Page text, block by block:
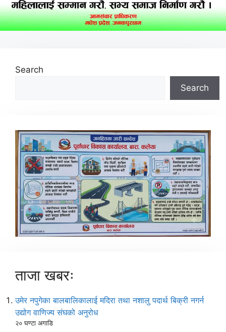
Search
Search
ताजा खबरः
उमेर नपुगेका बालबालिकालाई मदिरा तथा नशालु पदार्थ बिक्री नगर्न
उद्योग वाणिज्य संघको अनुरोध
२० घण्टा अगाडि